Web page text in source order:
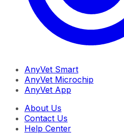
AnyVet Smart
AnyVet Microchip
AnyVet App
About Us
Contact Us
Help Center